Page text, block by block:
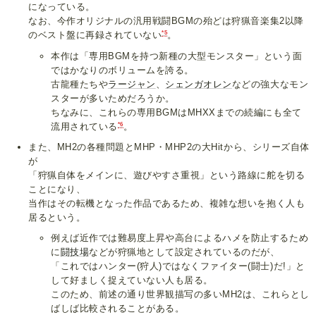
になっている。
なお、今作オリジナルの汎用戦闘BGMの殆どは狩猟音楽集2以降
のベスト盤に再録されていない*5。
本作は「専用BGMを持つ新種の大型モンスター」という面
ではかなりのボリュームを誇る。
古龍種たちやラージャン シェンガオレン などの強大なモン
スターが多いためだろうか。
ちなみに、これらの専用BGMはMHXXまでの続編にも全て
流用されている *6。
また、MH2の各種問題とMHP・MHP2の大Hitから、シリーズ自体
が
「狩猟自体をメインに、遊びやすさ重視」という路線に舵を切る
ことになり、
当作はその転機となった作品であるため、複雑な想いを抱く人も
居るという。
例えば近作では難易度上昇や高台によるハメを防止するため
に 闘技場などが狩猟地として設定されているのだが、
「これではハンター(狩人)ではなくファイター(闘士)だ!」と
して好ましく捉えていない人も居る。
このため、前述の通り世界観描写の多いMH2は、これらとし
ばしば比較されることがある。